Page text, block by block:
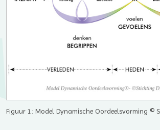
Figuur 1: Model Dynamische Oordeelsvorming ©